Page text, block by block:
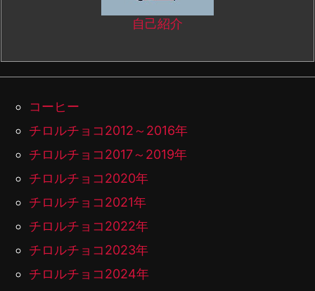
自己紹介
コーヒー
チロルチョコ2012～2016年
チロルチョコ2017～2019年
チロルチョコ2020年
チロルチョコ2021年
チロルチョコ2022年
チロルチョコ2023年
チロルチョコ2024年